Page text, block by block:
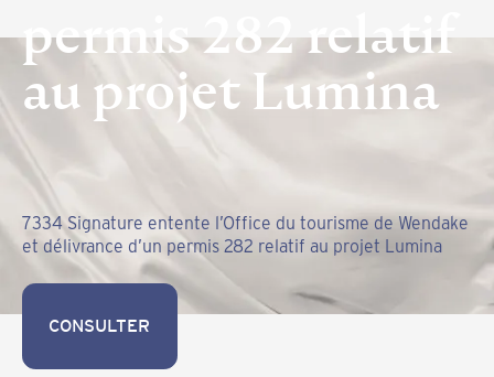
permis 282 relatif
au projet Lumina
7334 Signature entente l’Office du tourisme de Wendake
et délivrance d’un permis 282 relatif au projet Lumina
CONSULTER
CONSULTER